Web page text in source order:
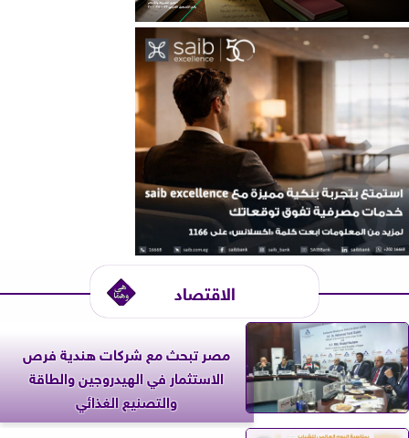
الاقتصاد
مصر تبحث مع شركات هندية فرص
الاستثمار في الهيدروجين والطاقة
والتصنيع الغذائي